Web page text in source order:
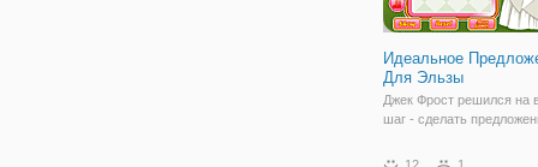
Идеальное
Для Эльзы
Джек Фрост решился на
шаг - сделать
требует не только